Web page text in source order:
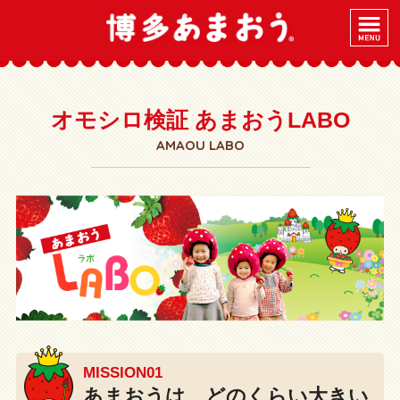
オモシロ検証 あまおうLABO
AMAOU LABO
MISSION01